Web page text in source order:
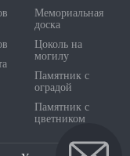
Мемориальная
доска
Цоколь на
могилу
Памятник с
оградой
Памятник с
цветником